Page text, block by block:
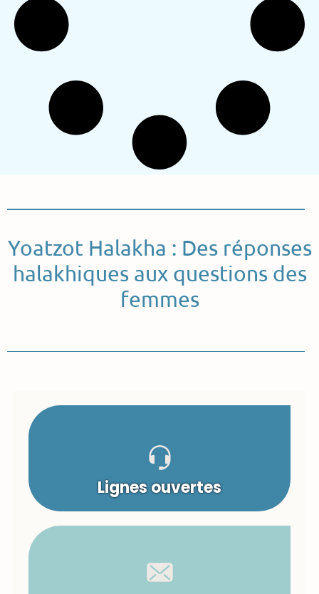
Yoatzot Halakha : Des réponses
halakhiques aux questions des
femmes
Lignes ouvertes